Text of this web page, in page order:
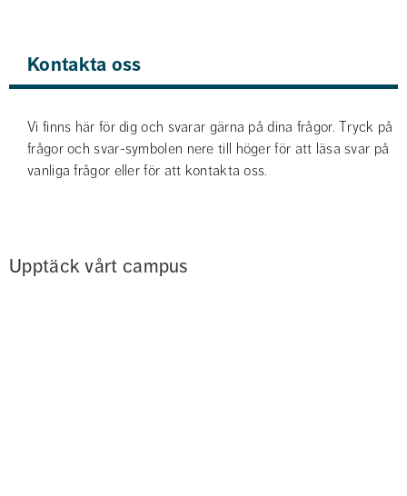
Kontakta oss
Vi finns här för dig och svarar gärna på dina frågor. Tryck på
frågor och svar-symbolen nere till höger för att läsa svar på
vanliga frågor eller för att kontakta oss.
Upptäck vårt campus